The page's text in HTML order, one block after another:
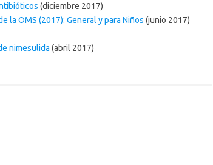
(diciembre 2017)
la OMS (2017): General y para Niños (junio 2017)
nimesulida (abril 2017)